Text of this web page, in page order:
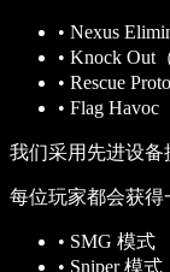
• Nexus
• Knock Out
• Rescue
• Flag Havoc
我们采用先进设备
每位玩家都会获得
• SMG 模式
• Sniper 模式